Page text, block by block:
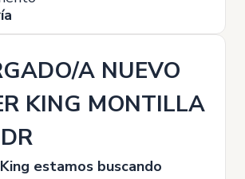
A NUEVO
KING MONTILLA
King estamos buscando